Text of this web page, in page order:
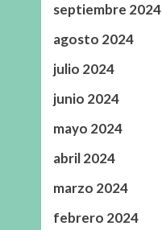
septiembre 2024
agosto 2024
julio 2024
junio 2024
mayo 2024
abril 2024
marzo 2024
febrero 2024